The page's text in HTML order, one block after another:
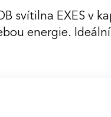
svítilna EXES v
energie.